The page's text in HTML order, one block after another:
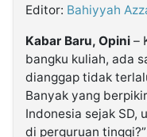
Kabarbaru.co
Editor: Bahiyyah
Kabar Baru, Opini –
bangku kuliah, ada
dianggap tidak
Banyak yang
Indonesia sejak SD,
di perguruan